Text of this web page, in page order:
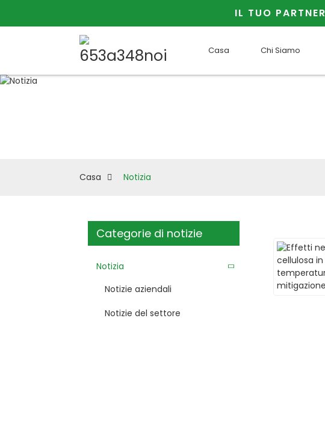
IL TUO
Casa Chi Siamo
Casa Notizia
Categorie di notizie
Notizia
Notizie aziendali
Notizie del settore